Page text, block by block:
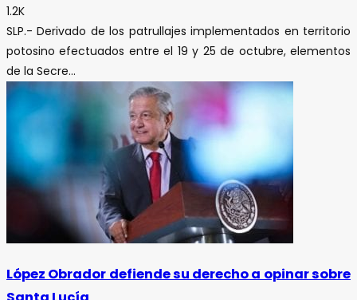
1.2K
SLP.- Derivado de los patrullajes implementados en territorio
potosino efectuados entre el 19 y 25 de octubre, elementos
de la Secre...
López Obrador defiende su derecho a opinar sobre